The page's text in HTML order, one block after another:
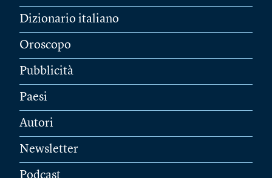
Dizionario italiano
Oroscopo
Pubblicità
Paesi
Autori
Newsletter
Podcast